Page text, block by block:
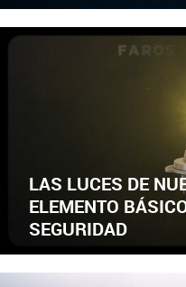
LAS LUCES DE
ELEMENTO
SEGURIDAD